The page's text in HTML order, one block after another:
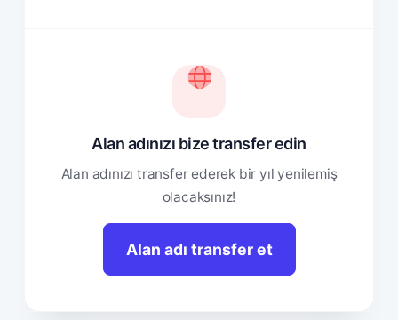
Alan adınızı bize transfer edin
Alan adınızı transfer ederek bir yıl yenilemiş
olacaksınız!
Alan adı transfer et